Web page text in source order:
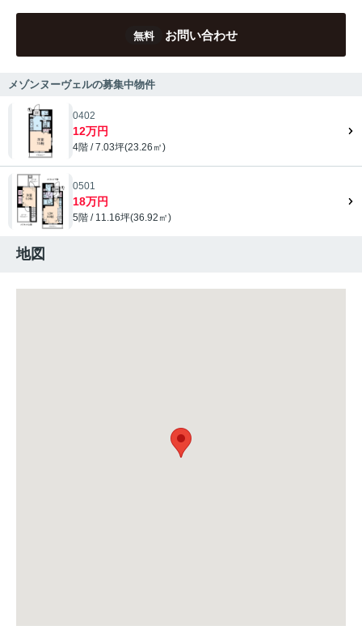
無料 お問い合わせ
メゾンヌーヴェルの募集中物件
0402
12万円
4階 / 7.03坪(23.26㎡)
0501
18万円
5階 / 11.16坪(36.92㎡)
地図